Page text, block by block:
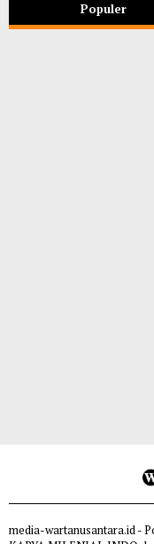
Populer
media-wartanusantara.id -